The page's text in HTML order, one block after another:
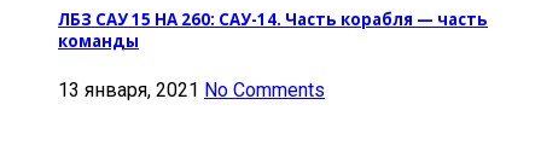
ЛБЗ САУ 15 НА 260: САУ-14. Часть корабля — часть
команды
13 января, 2021 No Comments